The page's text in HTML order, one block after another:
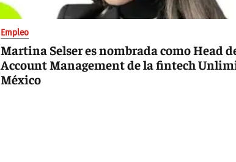
Empleo
Martina Selser es nombrada como Head
Account Management de la fintech
México